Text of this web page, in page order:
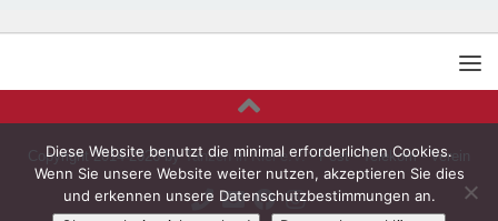
Copyright 2014-2026 byTanzen in Kiel e.V.- Post - Telekom - Verein
Diese Website benutzt die minimal erforderlichen Cookies.
Wenn Sie unsere Website weiter nutzen, akzeptieren Sie dies
und erkennen unsere Datenschutzbestimmungen an.